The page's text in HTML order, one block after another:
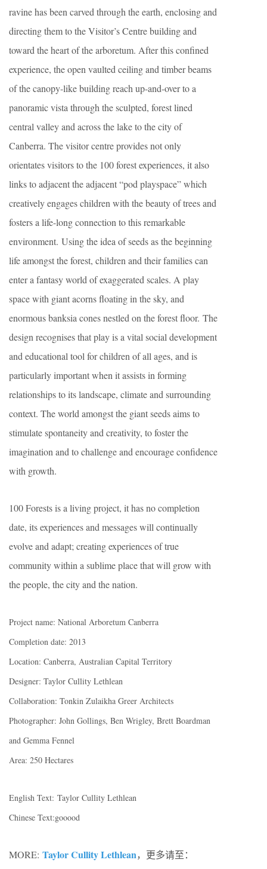
ravine has been carved through the earth, enclosing and
directing them to the Visitor’s Centre building and
toward the heart of the arboretum. After this confined
experience, the open vaulted ceiling and timber beams
of the canopy-like building reach up-and-over to a
panoramic vista through the sculpted, forest lined
central valley and across the lake to the city of
Canberra. The visitor centre provides not only
orientates visitors to the 100 forest experiences, it also
links to adjacent the adjacent “pod playspace” which
creatively engages children with the beauty of trees and
fosters a life-long connection to this remarkable
environment. Using the idea of seeds as the beginning
life amongst the forest, children and their families can
enter a fantasy world of exaggerated scales. A play
space with giant acorns floating in the sky, and
enormous banksia cones nestled on the forest floor. The
design recognises that play is a vital social development
and educational tool for children of all ages, and is
particularly important when it assists in forming
relationships to its landscape, climate and surrounding
context. The world amongst the giant seeds aims to
stimulate spontaneity and creativity, to foster the
imagination and to challenge and encourage confidence
with growth.
100 Forests is a living project, it has no completion
date, its experiences and messages will continually
evolve and adapt; creating experiences of true
community within a sublime place that will grow with
the people, the city and the nation.
Project name: National Arboretum Canberra
Completion date: 2013
Location: Canberra, Australian Capital Territory
Designer: Taylor Cullity Lethlean
Collaboration: Tonkin Zulaikha Greer Architects
Photographer: John Gollings, Ben Wrigley, Brett Boardman
and Gemma Fennel
Area: 250 Hectares
English Text: Taylor Cullity Lethlean
Chinese Text:gooood
MORE: Taylor Cullity Lethlean，更多请至：